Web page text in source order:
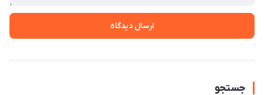
ارسال دیدگاه
جستجو